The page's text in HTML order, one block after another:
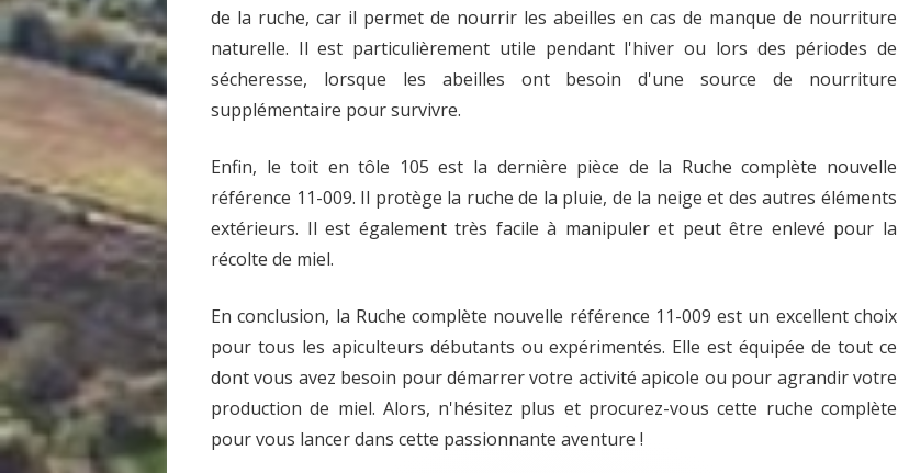
de la ruche, car il permet de nourrir les abeilles en cas de manque de nourriture
naturelle. Il est particulièrement utile pendant l'hiver ou lors des périodes de
sécheresse, lorsque les abeilles ont besoin d'une source de nourriture
supplémentaire pour survivre.
Enfin, le toit en tôle 105 est la dernière pièce de la Ruche complète nouvelle
référence 11-009. Il protège la ruche de la pluie, de la neige et des autres éléments
extérieurs. Il est également très facile à manipuler et peut être enlevé pour la
récolte de miel.
En conclusion, la Ruche complète nouvelle référence 11-009 est un excellent choix
pour tous les apiculteurs débutants ou expérimentés. Elle est équipée de tout ce
dont vous avez besoin pour démarrer votre activité apicole ou pour agrandir votre
production de miel. Alors, n'hésitez plus et procurez-vous cette ruche complète
pour vous lancer dans cette passionnante aventure !